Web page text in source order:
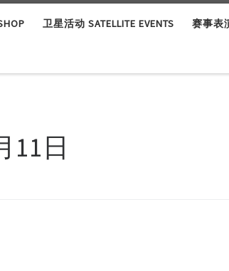
卫星活动 SATELLITE EVENTS 赛事表
11日